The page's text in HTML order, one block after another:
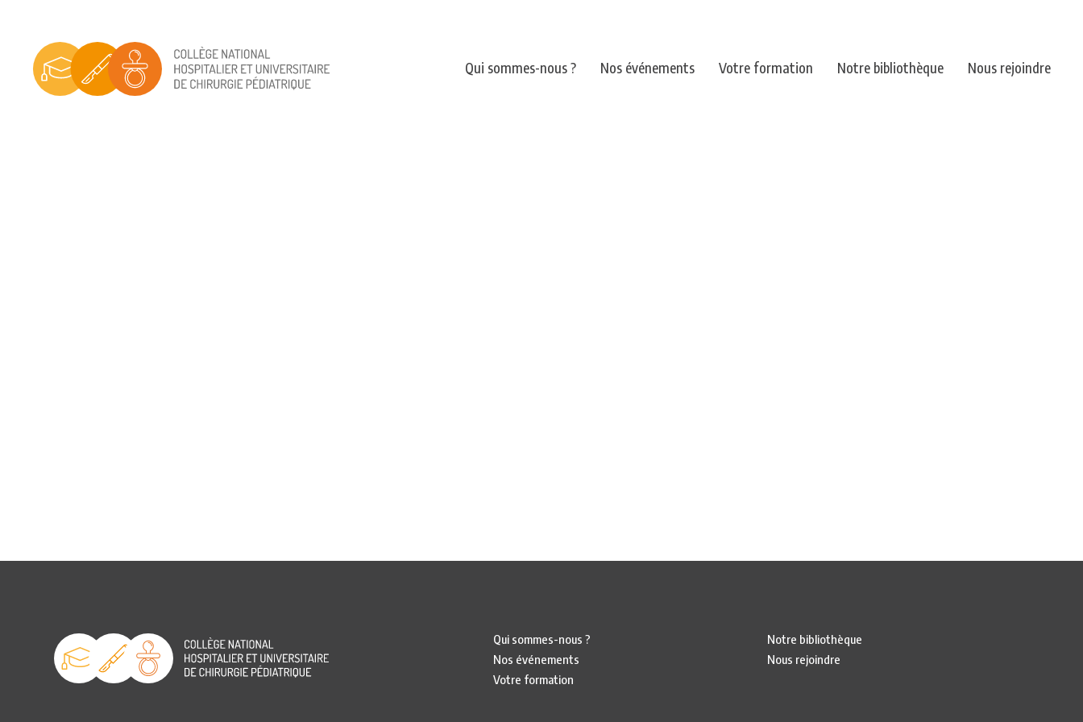
Qui sommes-nous ? Nos événements Votre formation Notre bibliothèque Nous rejoindre
Qui sommes-nous ?
Nos événements
Votre formation
Notre bibliothèque
Nous rejoindre